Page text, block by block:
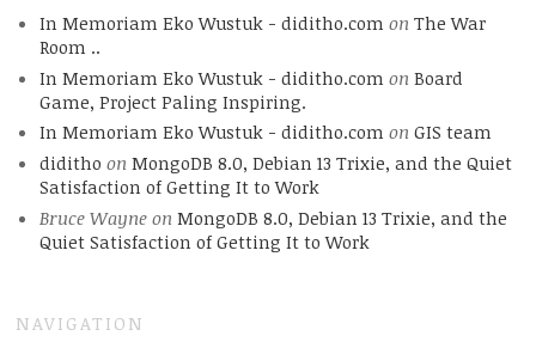
In Memoriam Eko Wustuk - diditho.com on The War
Room ..
In Memoriam Eko Wustuk - diditho.com on Board
Game, Project Paling Inspiring.
In Memoriam Eko Wustuk - diditho.com on GIS team
diditho on MongoDB 8.0, Debian 13 Trixie, and the Quiet
Satisfaction of Getting It to Work
Bruce Wayneon MongoDB 8.0, Debian 13 Trixie, and the
Quiet Satisfaction of Getting It to Work
NAVIGATION